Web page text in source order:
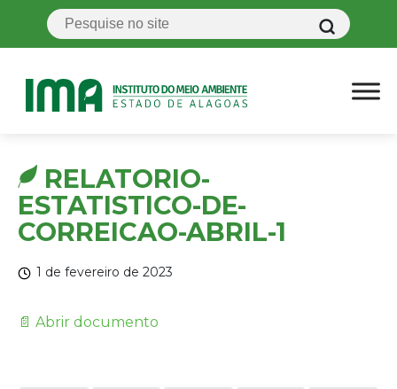
RELATORIO-
ESTATISTICO-DE-
CORREICAO-ABRIL-1
1 de fevereiro de 2023
📄 Abrir documento